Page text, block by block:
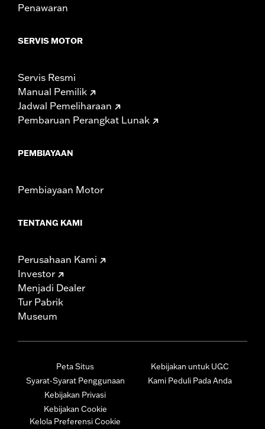
Penawaran
SERVIS MOTOR
Servis Resmi
Manual Pemilik
Jadwal Pemeliharaan
Pembaruan Perangkat Lunak
PEMBIAYAAN
Pembiayaan Motor
TENTANG KAMI
Perusahaan Kami
Investor
Menjadi Dealer
Tur Pabrik
Museum
Peta Situs
Syarat-Syarat Penggunaan
Kebijakan Privasi
Kebijakan Cookie
Kelola Preferensi Cookie
Kebijakan untuk UGC
Kami Peduli Pada Anda